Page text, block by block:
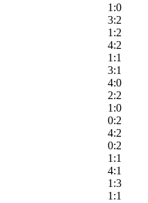
1:0
3:2
1:2
4:2
1:1
3:1
4:0
2:2
1:0
0:2
4:2
0:2
1:1
4:1
1:3
1:1